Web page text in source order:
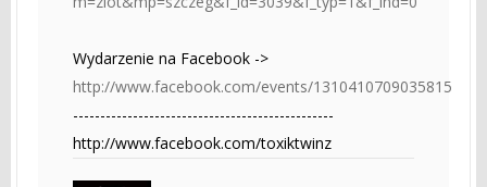
Wydarzenie na Facebook ->
http://www.facebook.com/events/1310410709035815
------------------------------------------------
http://www.facebook.com/toxiktwinz